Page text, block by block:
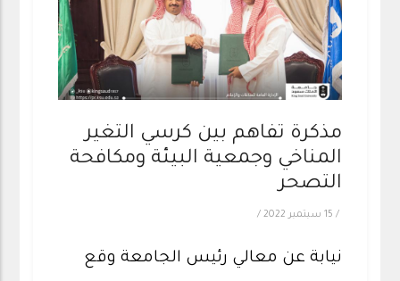
مذكرة تفاهم بين كرسي التغير
المناخي وجمعية البيئة ومكافحة
التصحر
/ 15 سبتمبر 2022 /
نيابة عن معالي رئيس الجامعة وقع